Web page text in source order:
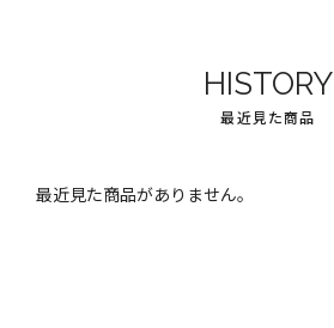
HISTORY
最近見た商品
最近見た商品がありません。